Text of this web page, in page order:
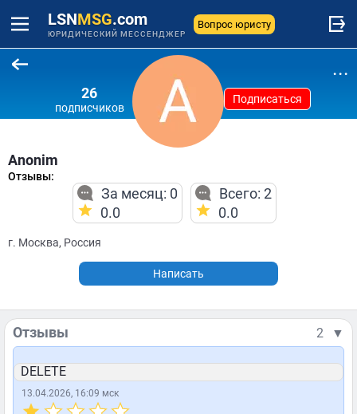
LSNMSG.com
ЮРИДИЧЕСКИЙ МЕССЕНДЖЕР
Вопрос юристу
26
подписчиков
Подписаться
...
Anonim
Отзывы:
За месяц: 0
0.0
Всего: 2
0.0
г. Москва, Россия
Написать
Отзывы 2 ▼
DELETE
13.04.2026, 16:09 мск